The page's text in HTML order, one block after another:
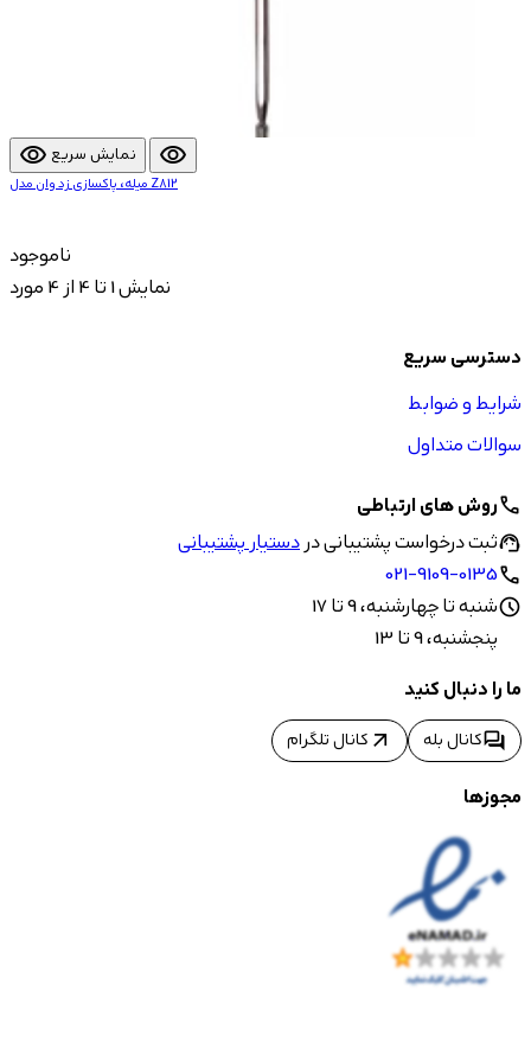
visibility نمایش سریع visibility
میله، پاکسازی زد وان مدل Z812
ناموجود
نمایش 1 تا 4 از 4 مورد
دسترسی سریع
شرایط و ضوابط
سوالات متداول
callروش های ارتباطی
support_agentثبت درخواست پشتیبانی دردستیار پشتیبانی
call
021-9109-0135
scheduleشنبه تا چهارشنبه، 9 تا 17
پنجشنبه، 9 تا 13
ما را دنبال کنید
forumکانال بله arrow_outward کانال تلگرام
مجوزها